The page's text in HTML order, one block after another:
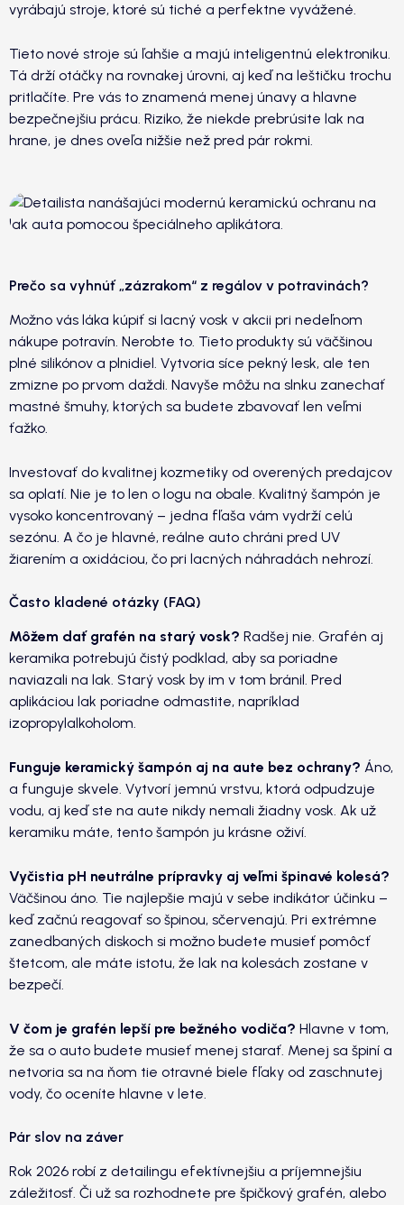
vyrábajú stroje, ktoré sú tiché a perfektne vyvážené.
Tieto nové stroje sú ľahšie a majú inteligentnú elektroniku.
Tá drží otáčky na rovnakej úrovni, aj keď na leštičku trochu
pritlačíte. Pre vás to znamená menej únavy a hlavne
bezpečnejšiu prácu. Riziko, že niekde prebrúsite lak na
hrane, je dnes oveľa nižšie než pred pár rokmi.
Prečo sa vyhnúť „zázrakom“ z regálov v potravinách?
Možno vás láka kúpiť si lacný vosk v akcii pri nedeľnom
nákupe potravín. Nerobte to. Tieto produkty sú väčšinou
plné silikónov a plnidiel. Vytvoria síce pekný lesk, ale ten
zmizne po prvom daždi. Navyše môžu na slnku zanechať
mastné šmuhy, ktorých sa budete zbavovať len veľmi
ťažko.
Investovať do kvalitnej kozmetiky od overených predajcov
sa oplatí. Nie je to len o logu na obale. Kvalitný šampón je
vysoko koncentrovaný – jedna fľaša vám vydrží celú
sezónu. A čo je hlavné, reálne auto chráni pred UV
žiarením a oxidáciou, čo pri lacných náhradách nehrozí.
Často kladené otázky (FAQ)
Môžem dať grafén na starý vosk? Radšej nie. Grafén aj
keramika potrebujú čistý podklad, aby sa poriadne
naviazali na lak. Starý vosk by im v tom bránil. Pred
aplikáciou lak poriadne odmastite, napríklad
izopropylalkoholom.
Funguje keramický šampón aj na aute bez ochrany? Áno,
a funguje skvele. Vytvorí jemnú vrstvu, ktorá odpudzuje
vodu, aj keď ste na aute nikdy nemali žiadny vosk. Ak už
keramiku máte, tento šampón ju krásne oživí.
Vyčistia pH neutrálne prípravky aj veľmi špinavé kolesá?
Väčšinou áno. Tie najlepšie majú v sebe indikátor účinku –
keď začnú reagovať so špinou, sčervenajú. Pri extrémne
zanedbaných diskoch si možno budete musieť pomôcť
štetcom, ale máte istotu, že lak na kolesách zostane v
bezpečí.
V čom je grafén lepší pre bežného vodiča? Hlavne v tom,
že sa o auto budete musieť menej starať. Menej sa špiní a
netvoria sa na ňom tie otravné biele fľaky od zaschnutej
vody, čo oceníte hlavne v lete.
Pár slov na záver
Rok 2026 robí z detailingu efektívnejšiu a príjemnejšiu
záležitosť. Či už sa rozhodnete pre špičkový grafén, alebo